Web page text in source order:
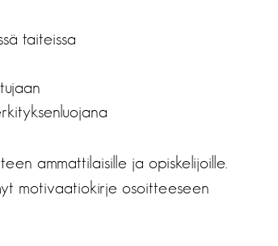
taiteissa
ammattilaisille ja opiskelijoille.
motivaatiokirje osoitteeseen